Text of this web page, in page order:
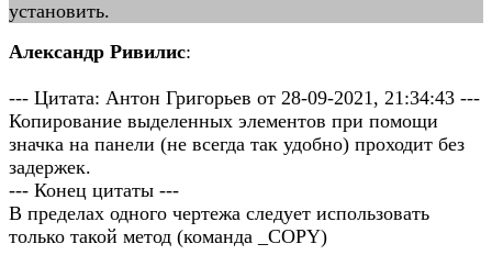
установить.
Александр Ривилис:
--- Цитата: Антон Григорьев от 28-09-2021, 21:34:43 ---
Копирование выделенных элементов при помощи
значка на панели (не всегда так удобно) проходит без
задержек.
--- Конец цитаты ---
В пределах одного чертежа следует использовать
только такой метод (команда _COPY)